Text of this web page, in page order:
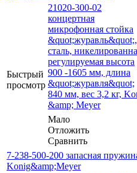
Быстрый
просмотр
21020-300-02
концертная
микрофонная стойка
&quot;журавль&quot;,
сталь,
регулируемая высота
900 -1605 мм, длина
&quot;журавля&quot;
840 мм, вес 3,2 кг,
&amp; Meyer
Мало
Отложить
Сравнить
7-238-500-200 запасная
Konig&amp;Meyer